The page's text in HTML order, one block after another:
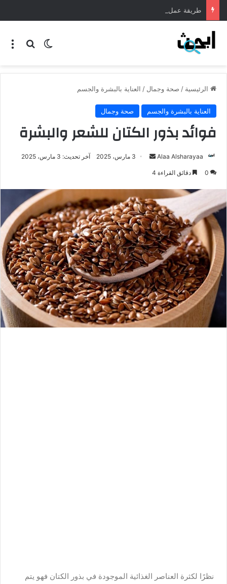
طريقة عمل المنسف الاردني
الرئيسية / صحة وجمال / العناية بالبشرة والجسم
العناية بالبشرة والجسم صحة وجمال
فوائد بذور الكتان للشعر والبشرة
Alaa Alsharayaa 3 مارس، 2025 آخر تحديث: 3 مارس، 2025
0 دقائق القراءة 4
نظرًا لكثرة العناصر الغذائية الموجودة في بذور الكتان فهو يتم